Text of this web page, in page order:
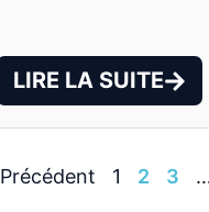
LIRE LA SUITE
Précédent 1 2 3